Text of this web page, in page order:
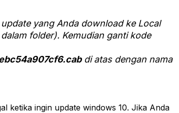
yang Anda download ke Local
folder). Kemudian ganti kode
di atas dengan nama
ketika ingin update windows 10. Jika Anda